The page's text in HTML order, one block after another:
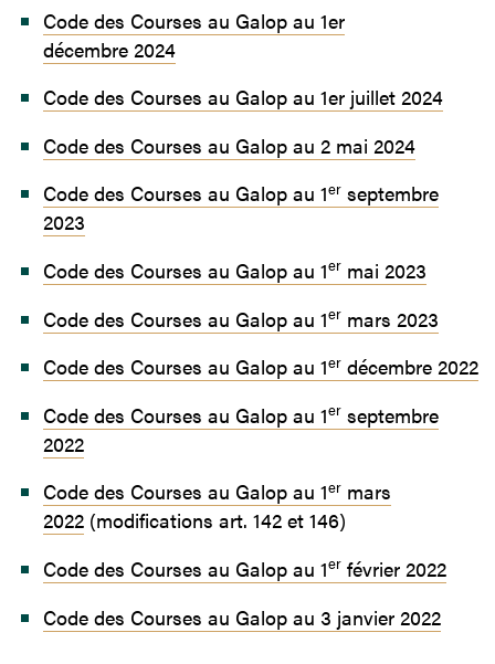
Code des Courses au Galop au 1er
décembre 2024
Code des Courses au Galop au 1er juillet 2024
Code des Courses au Galop au 2 mai 2024
Code des Courses au Galop au 1er septembre
2023
Code des Courses au Galop au 1er mai 2023
Code des Courses au Galop au 1er mars 2023
Code des Courses au Galop au 1er décembre 2022
Code des Courses au Galop au 1er septembre
2022
Code des Courses au Galop au 1er mars
2022 (modifications art. 142 et 146)
Code des Courses au Galop au 1er février 2022
Code des Courses au Galop au 3 janvier 2022